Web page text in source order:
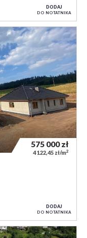
DODAJ
DO NOTATNIKA
575 000zł
4 122,45 zł/m2
DODAJ
DO NOTATNIKA